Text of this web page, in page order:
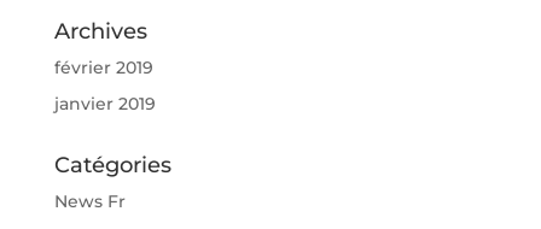
Archives
février 2019
janvier 2019
Catégories
News Fr